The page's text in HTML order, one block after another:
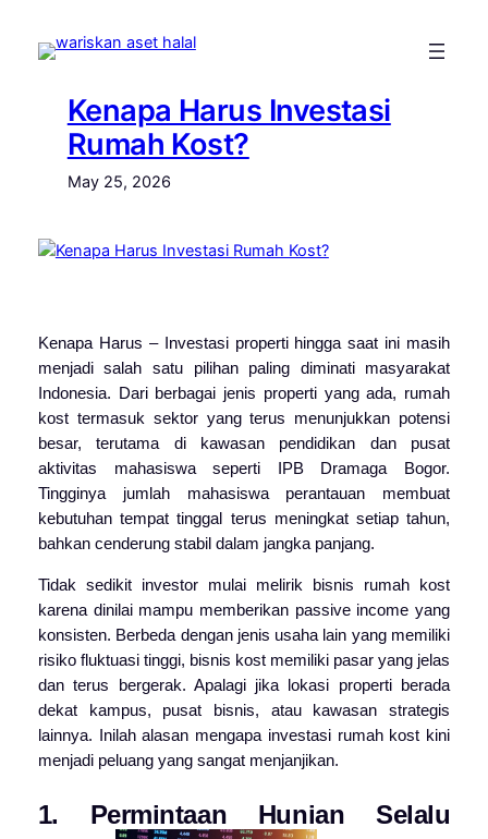
Kenapa Harus Investasi
Rumah Kost?
May 25, 2026
Kenapa Harus – Investasi properti hingga saat ini masih
menjadi salah satu pilihan paling diminati masyarakat
Indonesia. Dari berbagai jenis properti yang ada, rumah
kost termasuk sektor yang terus menunjukkan potensi
besar, terutama di kawasan pendidikan dan pusat
aktivitas mahasiswa seperti IPB Dramaga Bogor.
Tingginya jumlah mahasiswa perantauan membuat
kebutuhan tempat tinggal terus meningkat setiap tahun,
bahkan cenderung stabil dalam jangka panjang.
Tidak sedikit investor mulai melirik bisnis rumah kost
karena dinilai mampu memberikan passive income yang
konsisten. Berbeda dengan jenis usaha lain yang memiliki
risiko fluktuasi tinggi, bisnis kost memiliki pasar yang jelas
dan terus bergerak. Apalagi jika lokasi properti berada
dekat kampus, pusat bisnis, atau kawasan strategis
lainnya. Inilah alasan mengapa investasi rumah kost kini
menjadi peluang yang sangat menjanjikan.
1. Permintaan Hunian Selalu